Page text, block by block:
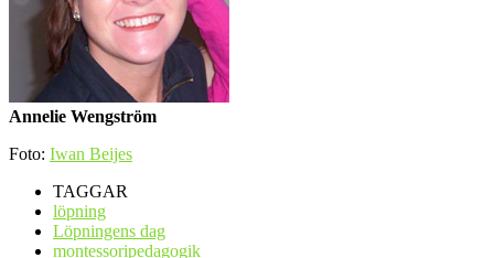
Annelie Wengström
Foto: Iwan Beijes
TAGGAR
löpning
Löpningens dag
montessoripedagogik